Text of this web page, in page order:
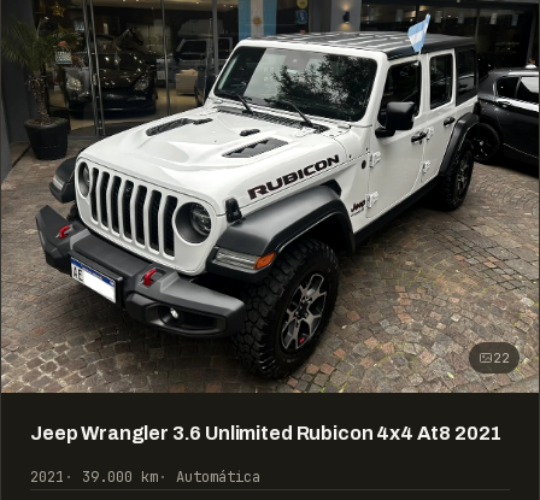
22
Jeep Wrangler 3.6 Unlimited Rubicon 4x4 At8 2021
2021 39.000 km Automática